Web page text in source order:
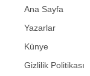
Ana Sayfa
Yazarlar
Künye
Gizlilik Politikası